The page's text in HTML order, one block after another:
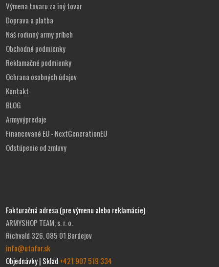
Výmena tovaru za iný tovar
Doprava a platba
Náš rodinný army príbeh
Obchodné podmienky
Reklamačné podmienky
Ochrana osobných údajov
Kontakt
BLOG
Armyvýpredaje
Financované EU - NextGenerationEU
Odstúpenie od zmluvy
Fakturačná adresa (pre výmenu alebo reklamácie)
ARMYSHOP TEAM, s. r. o.
Richvald 326, 085 01 Bardejov
info@utafor.sk
Objednávky | Sklad +421 907 519 334